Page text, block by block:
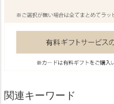
関連キーワード